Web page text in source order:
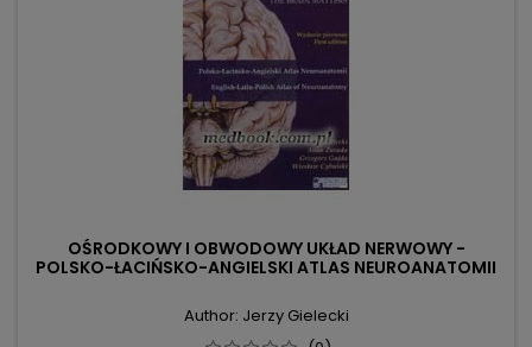
OŚRODKOWY I OBWODOWY UKŁAD NERWOWY -
POLSKO-ŁACIŃSKO-ANGIELSKI ATLAS NEUROANATOMII
Author: Jerzy Gielecki